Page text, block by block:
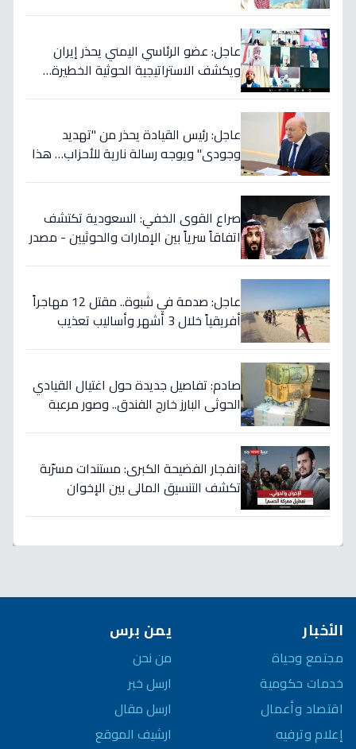
عاجل: عضو الرئاسي اليمني يحذر إيران
ويكشف الاستراتيجية الحوثية الخطيرة…
عاجل: رئيس القيادة يحذر من "تهديد
وجودي" ويوجه رسالة نارية للأحزاب… هذا
صراع القوى الخفي: السعودية تكتشف
اتفاقاً سرياً بين الإمارات والحوثيين - مصدر
عاجل: صدمة في شبوة.. مقتل 12 مهاجراً
أفريقياً خلال 3 أشهر وأساليب تعذيب
صادم: تفاصيل جديدة حول اغتيال القيادي
الحوثي البارز خارج الفندق.. وصور مرعبة
انفجار الفضيحة الكبرى: مستندات مسرّبة
تكشف التنسيق المالي بين الإخوان
الأخبار
مجتمع وحياة
خدمات حكومية
اقتصاد وأعمال
إعلام وترفيه
يمن برس
من نحن
ارسل خبر
ارسل مقال
ارشيف الموقع